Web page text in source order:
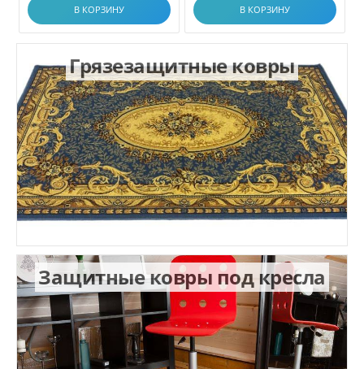
В КОРЗИНУ В КОРЗИНУ
Грязезащитные ковры
Защитные ковры под кресла